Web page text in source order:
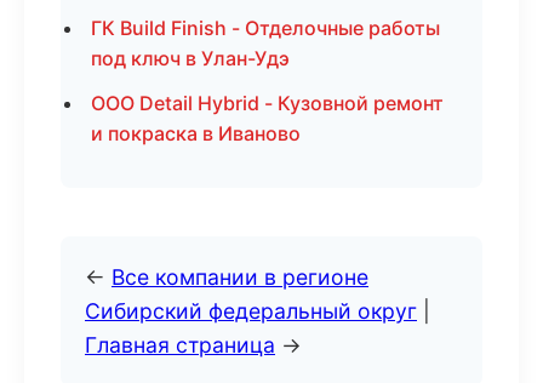
ГК Build Finish - Отделочные работы
под ключ в Улан-Удэ
ООО Detail Hybrid - Кузовной ремонт
и покраска в Иваново
← Все компании в регионе
Сибирский федеральный округ
Главная страница →